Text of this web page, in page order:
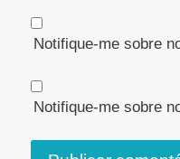
Notifique-me sobre
Notifique-me sobre